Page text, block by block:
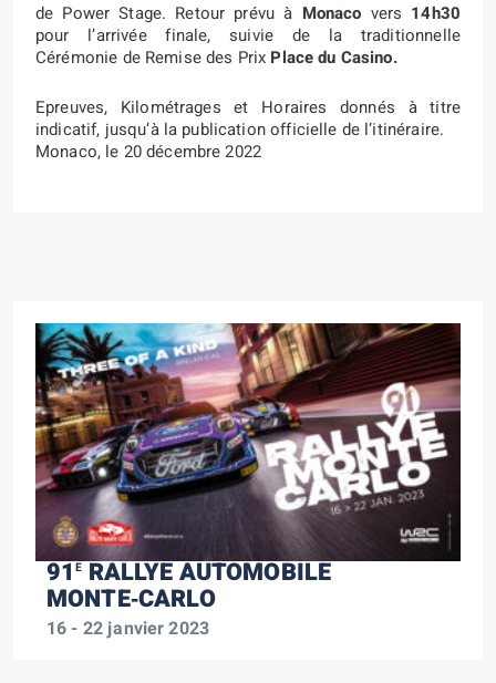
91ERALLYE AUTOMOBILE
MONTE‑CARLO
16 - 22 janvier 2023
de Power Stage. Retour prévu à Monaco vers 14h30
pour l’arrivée finale, suivie de la traditionnelle
Cérémonie de Remise des Prix Place du Casino.
Epreuves, Kilométrages et Horaires donnés à titre
indicatif, jusqu’à la publication officielle de l’itinéraire.
Monaco, le 20 décembre 2022